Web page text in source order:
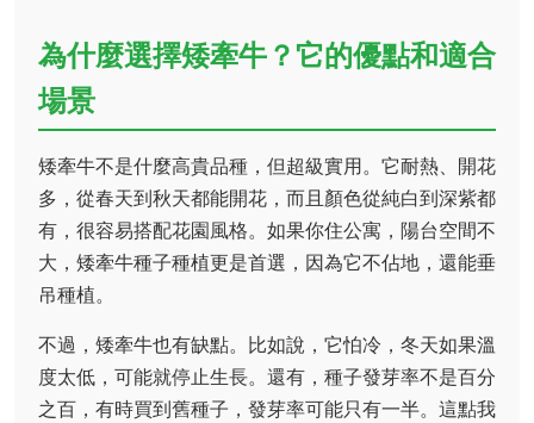
為什麼選擇矮牽牛？它的優點和適合
場景
矮牽牛不是什麼高貴品種，但超級實用。它耐熱、開花
多，從春天到秋天都能開花，而且顏色從純白到深紫都
有，很容易搭配花園風格。如果你住公寓，陽台空間不
大，矮牽牛種子種植更是首選，因為它不佔地，還能垂
吊種植。
不過，矮牽牛也有缺點。比如說，它怕冷，冬天如果溫
度太低，可能就停止生長。還有，種子發芽率不是百分
之百，有時買到舊種子，發芽率可能只有一半。這點我